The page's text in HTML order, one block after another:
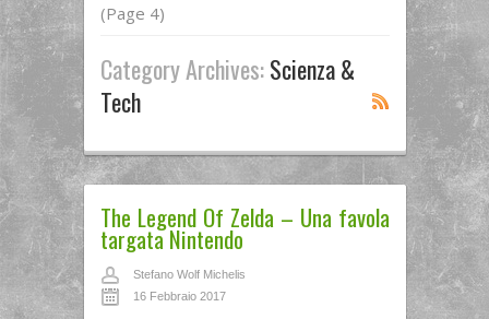
(Page 4)
Category Archives:Scienza &
Tech
The Legend Of Zelda – Una favola
targata Nintendo
Stefano Wolf Michelis
16 Febbraio 2017